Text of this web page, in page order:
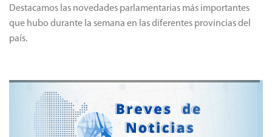
Destacamos las novedades parlamentarias más importantes
que hubo durante la semana en las diferentes provincias del
país.